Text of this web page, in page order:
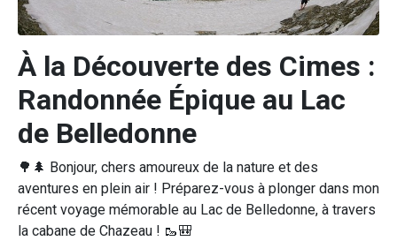
À la Découverte des Cimes :
Randonnée Épique au Lac
de Belledonne
🌳🌲 Bonjour, chers amoureux de la nature et des
aventures en plein air ! Préparez-vous à plonger dans mon
récent voyage mémorable au Lac de Belledonne, à travers
la cabane de Chazeau ! 🥾🎒